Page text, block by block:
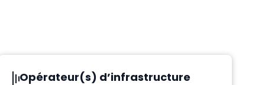
Opérateur(s) d’infrastructure